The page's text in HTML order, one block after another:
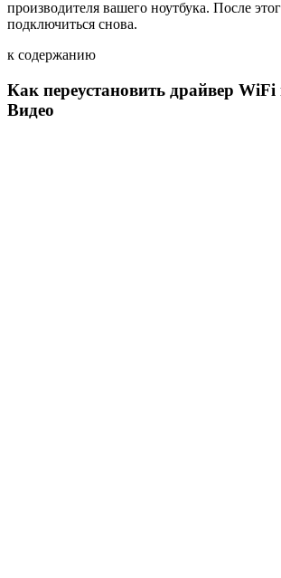
производителя вашего ноутбука. После
подключиться снова.
к содержанию
Как переустановить драйвер
Видео